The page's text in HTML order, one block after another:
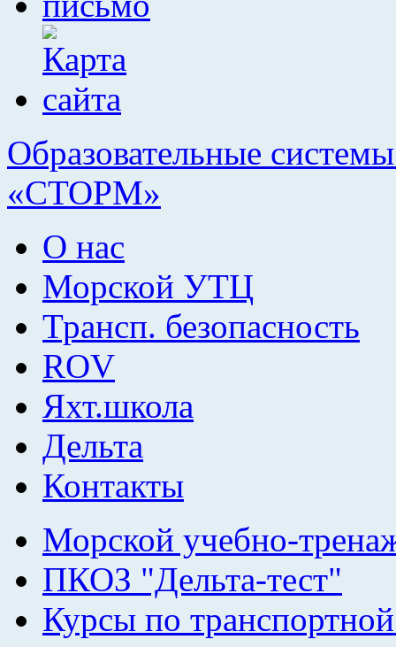
Образовательные
«СТОРМ»
О нас
Морской УТЦ
Трансп. безопасность
ROV
Яхт.школа
Дельта
Контакты
Морской учебно-
ПКОЗ "Дельта-тест"
Курсы по